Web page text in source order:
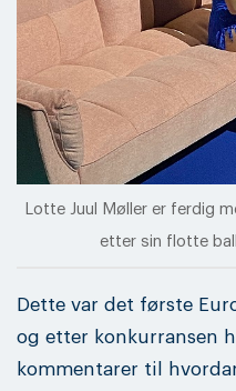
Lotte Juul Møller er ferdig
etter sin flotte
Dette var det første
og etter konkurransen
kommentarer til